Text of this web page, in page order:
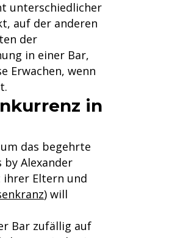
unterschiedlicher
auf der anderen
der
in einer Bar,
Erwachen, wenn
in
das begehrte
by Alexander
Eltern und
) will
Bar zufällig auf